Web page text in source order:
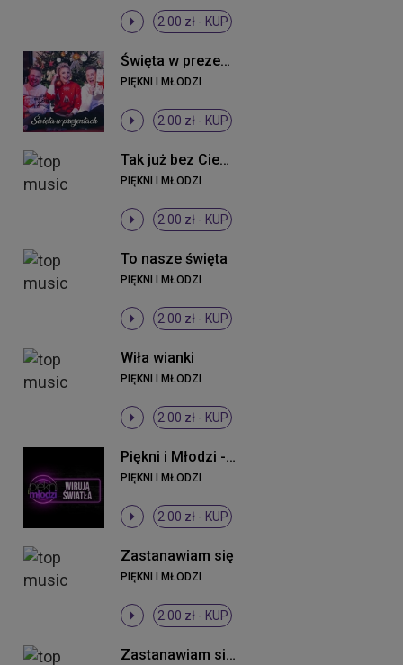
2.00 zł - KUP
Święta w prezentach ((Original Mix))
PIĘKNI I MŁODZI
2.00 zł - KUP
Tak już bez Ciebie (Radio Edit)
PIĘKNI I MŁODZI
2.00 zł - KUP
To nasze święta
PIĘKNI I MŁODZI
2.00 zł - KUP
Wiła wianki
PIĘKNI I MŁODZI
2.00 zł - KUP
Piękni i Młodzi - Wirują światła (Original Mix)
PIĘKNI I MŁODZI
2.00 zł - KUP
Zastanawiam się
PIĘKNI I MŁODZI
2.00 zł - KUP
Zastanawiam się (DJ Sequence Remix)